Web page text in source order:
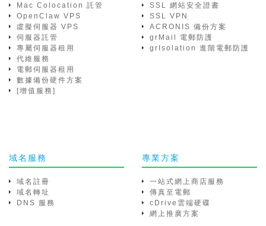
Mac Colocation 託管
OpenClaw VPS
虛擬伺服器 VPS
伺服器託管
專屬伺服器租用
代維服務
電郵伺服器租用
數據備份硬件方案
[增值服務]
SSL 網站安全證書
SSL VPN
ACRONIS 備份方案
grMail 電郵防護
grIsolation 進階電郵防護
域名服務
域名註冊
域名轉址
DNS 服務
專業方案
一站式網上商店服務
傳真至電郵
cDrive雲端硬碟
網上推廣方案